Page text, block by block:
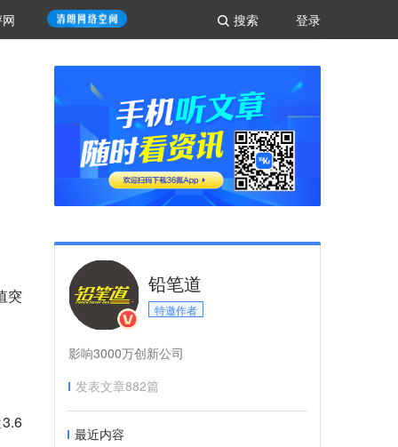
登录
搜索
突
铅笔道
特邀作者
影响3000万创新公司
发表文章882篇
最近内容